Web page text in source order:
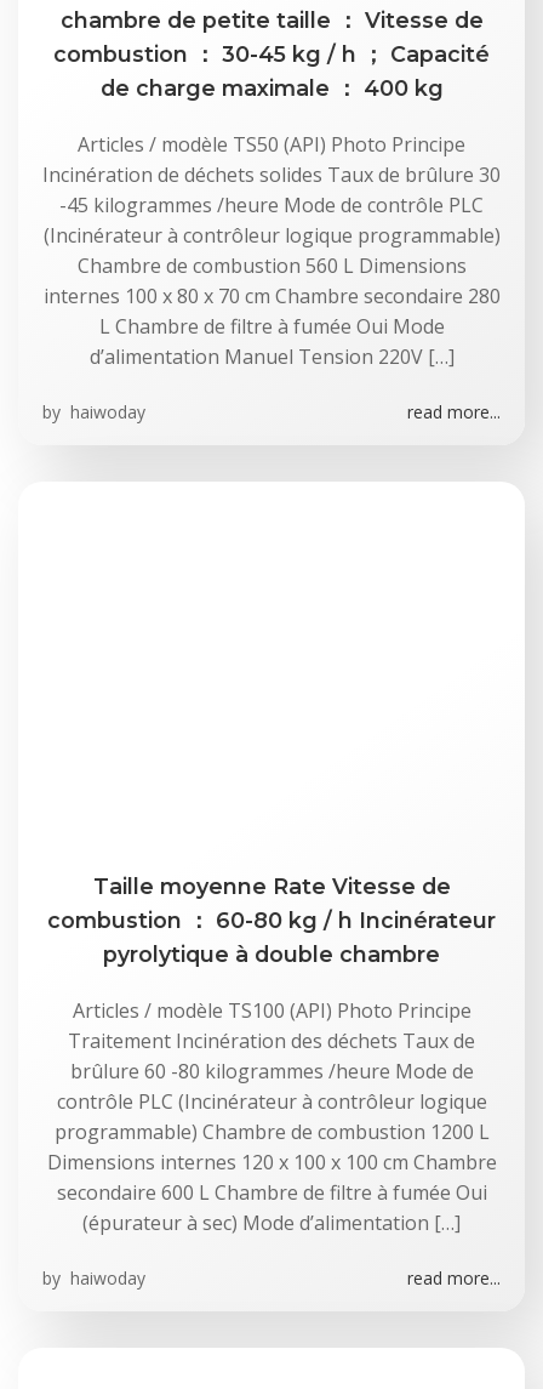
chambre de petite taille ： Vitesse de
combustion ： 30-45 kg / h ； Capacité
de charge maximale ： 400 kg
Articles / modèle TS50 (API) Photo Principe
Incinération de déchets solides Taux de brûlure 30
-45 kilogrammes /heure Mode de contrôle PLC
(Incinérateur à contrôleur logique programmable)
Chambre de combustion 560 L Dimensions
internes 100 x 80 x 70 cm Chambre secondaire 280
L Chambre de filtre à fumée Oui Mode
d’alimentation Manuel Tension 220V […]
by haiwoday read more...
Taille moyenne Rate Vitesse de
combustion ： 60-80 kg / h Incinérateur
pyrolytique à double chambre
Articles / modèle TS100 (API) Photo Principe
Traitement Incinération des déchets Taux de
brûlure 60 -80 kilogrammes /heure Mode de
contrôle PLC (Incinérateur à contrôleur logique
programmable) Chambre de combustion 1200 L
Dimensions internes 120 x 100 x 100 cm Chambre
secondaire 600 L Chambre de filtre à fumée Oui
(épurateur à sec) Mode d’alimentation […]
by haiwoday read more...